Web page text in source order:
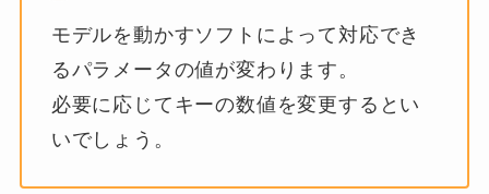
モデルを動かすソフトによって対応でき
るパラメータの値が変わります。
必要に応じてキーの数値を変更するとい
いでしょう。